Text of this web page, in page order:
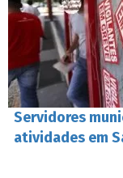
Servidores
atividades em